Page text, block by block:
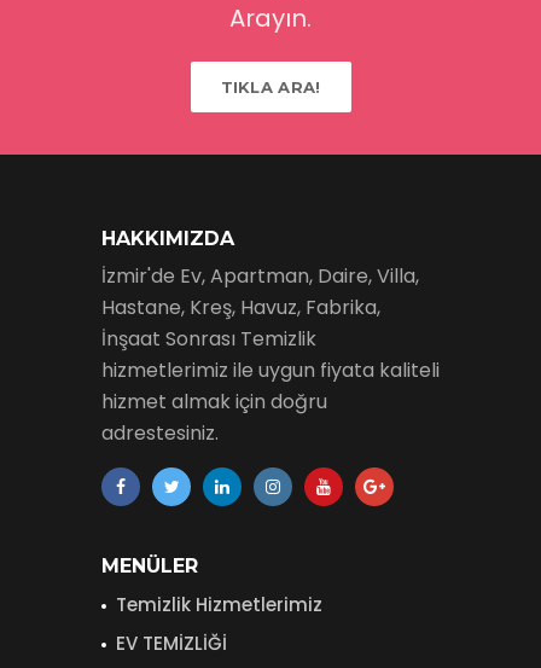
Arayın.
TIKLA ARA!
HAKKIMIZDA
İzmir'de Ev, Apartman, Daire, Villa,
Hastane, Kreş, Havuz, Fabrika,
İnşaat Sonrası Temizlik
hizmetlerimiz ile uygun fiyata kaliteli
hizmet almak için doğru
adrestesiniz.
MENÜLER
Temizlik Hizmetlerimiz
EV TEMİZLİĞİ